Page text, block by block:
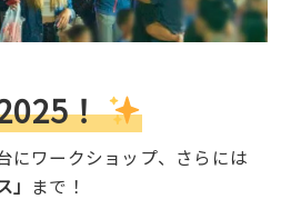
！
にワークショップ、さらには
」 まで！